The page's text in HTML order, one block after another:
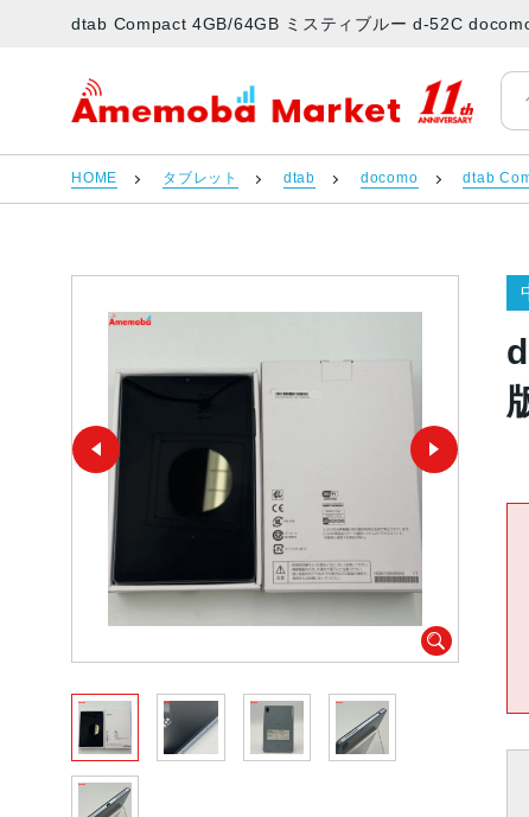
dtab Compact 4GB/64GB ミスティブルー d-52C
アメモバマーケット
HOME タブレット dtab docomo dtab